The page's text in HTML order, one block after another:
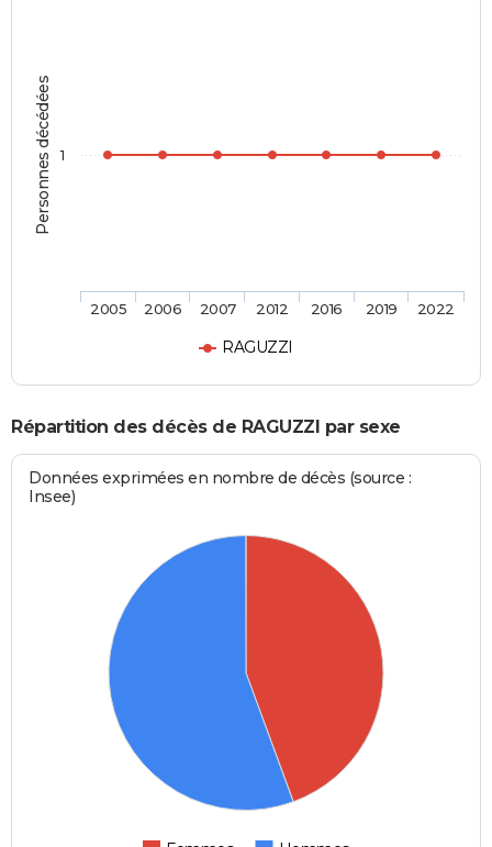
Personnes décédées
RAGUZZI
2005 2006 2007 2012 2016 2019 2022
1
Répartition des décès de RAGUZZI par sexe
Données exprimées en nombre de décès (source :
Insee)